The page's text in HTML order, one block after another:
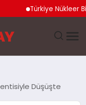
Türkiye Nükleer Bilim
Düşüşte